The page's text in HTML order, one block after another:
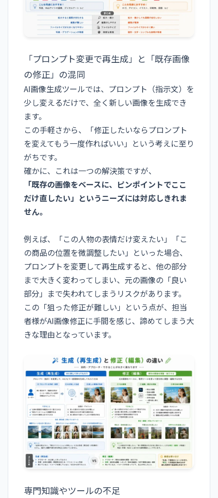
「プロンプト変更で再生成」と「既存画像
の修正」の混同
AI画像生成ツールでは、プロンプト（指示文）を
少し変えるだけで、全く新しい画像を生成でき
ます。
この手軽さから、「修正したいならプロンプト
を変えてもう一度作ればいい」という考えに至り
がちです。
確かに、これは一つの解決策ですが、
「既存の画像をベースに、ピンポイントでここ
だけ直したい」というニーズには対応しきれま
せん。
例えば、「この人物の表情だけ変えたい」「こ
の商品の位置を微調整したい」といった場合、
プロンプトを変更して再生成すると、他の部分
まで大きく変わってしまい、元の画像の「良い
部分」まで失われてしまうリスクがあります。
この「狙った修正が難しい」という点が、担当
者様がAI画像修正に手間を感じ、諦めてしまう大
きな理由となっています。
専門知識やツールの不足